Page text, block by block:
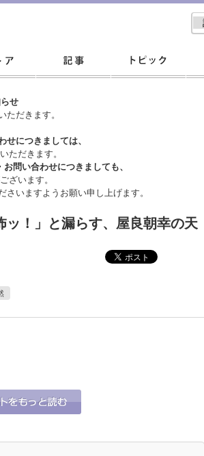
せ
ただきます。
につきましては、
ただきます。
お問い合わせにつきましても、
ざいます。
さいますようお願い申し上げます。
！」と漏らす、屋良朝幸の天